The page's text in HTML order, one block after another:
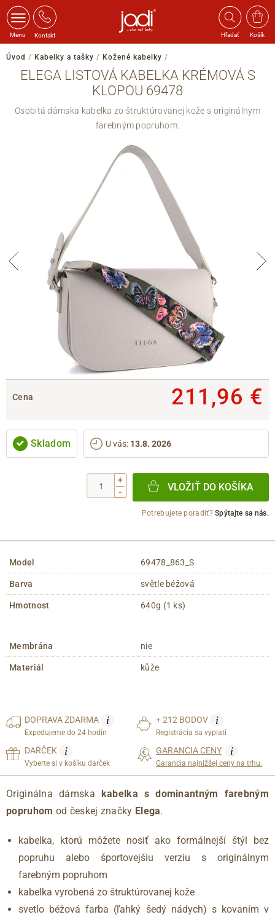
Menu Kontakt Hľadať Košík
Úvod / Kabelky a tašky / Kožené kabelky /
ELEGA LISTOVÁ KABELKA KRÉMOVÁ S
KLOPOU 69478
Osobitá dámska kabelka zo štruktúrovanej kože s originálnym
farebným popruhom.
Cena 211,96 €
Skladom U vás: 13.8. 2026
+
-
VLOŽIŤ DO KOŠÍKA
Potrebujete poradiť?Spýtajte sa nás.
Model 69478_863_S
Barva světle béžová
Hmotnost 640g (1 ks)
Membrána nie
Materiál kůže
DOPRAVAZDARMA i
Expedujeme do 24 hodín
+ 212 BODOV i
Registrácia sa vyplatí
DARČEK i
Vyberte si v košíku darček
GARANCIA CENY i
Garancia najnižšej ceny na trhu.
Originálna dámska kabelka s dominantným farebným
popruhom od českej značky Elega.
kabelka, ktorú môžete nosiť ako formálnejší štýl bez
popruhu alebo športovejšiu verziu s originálnym
farebným popruhom
kabelka vyrobená zo štruktúrovanej kože
svetlo béžová farba (ľahký šedý nádych) s kovaním v